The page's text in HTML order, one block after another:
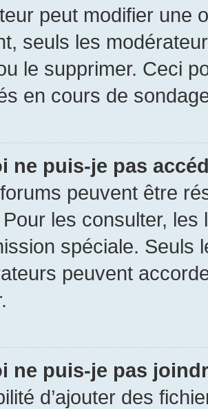
peut modifier une
seuls les
le supprimer. Ceci
en cours de
ne puis-je pas
peuvent être
les consulter,
spéciale. Seuls
peuvent
ne puis-je pas
d’ajouter des